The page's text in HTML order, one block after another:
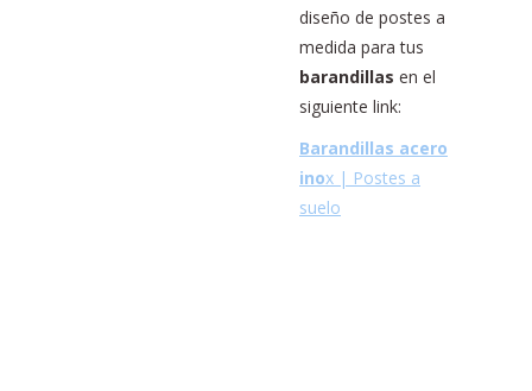
diseño de postes a
medida para tus
barandillas en el
siguiente link:
Barandillas acero
inox | Postes a
suelo